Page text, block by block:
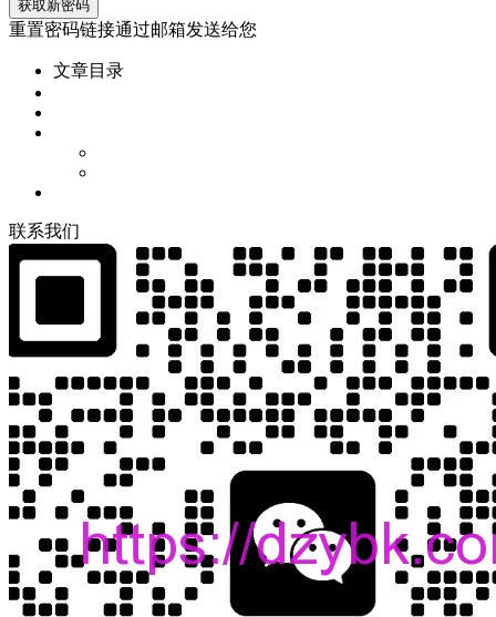
重置密码链接通过邮箱发送给您
文章目录
联系我们